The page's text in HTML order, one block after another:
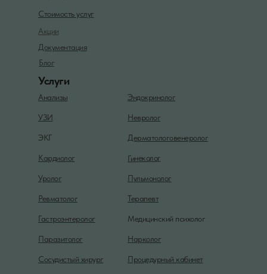
Услуги
Акции
Документация
Блог
Уролог
Кардиолог
ЭКГ
УЗИ
Анализы
Сосудистый хирург
Паразитолог
Медицинский психолог
Ревматолог
Пульмонолог
Гинеколог
Дерматологовенеролог
Невролог
Эндокринолог
Процедурный кабинет
Нарколог
Гастроэнтеролог
Терапевт
Стоимость услуг